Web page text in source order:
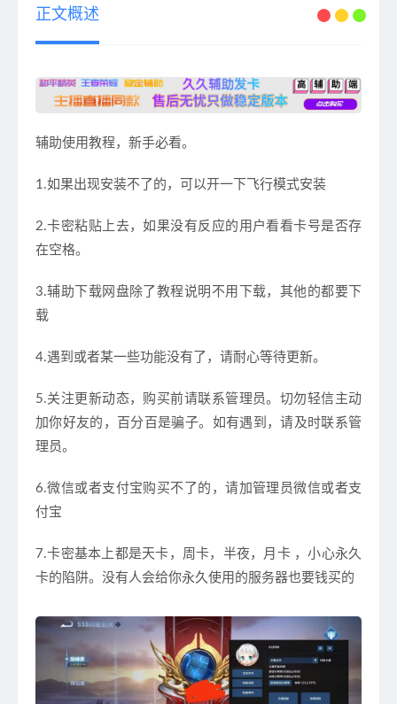
正文概述
辅助使用教程，新手必看。
1.如果出现安装不了的，可以开一下飞行模式安装
2.卡密粘贴上去，如果没有反应的用户看看卡号是否存
在空格。
3.辅助下载网盘除了教程说明不用下载，其他的都要下
载
4.遇到或者某一些功能没有了，请耐心等待更新。
5.关注更新动态，购买前请联系管理员。切勿轻信主动
加你好友的，百分百是骗子。如有遇到，请及时联系管
理员。
6.微信或者支付宝购买不了的，请加管理员微信或者支
付宝
7.卡密基本上都是天卡，周卡，半夜，月卡 ，小心永久
卡的陷阱。没有人会给你永久使用的服务器也要钱买的